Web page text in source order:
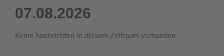
07.08.2026
Keine Nachrichten in diesem Zeitraum vorhanden.
Wir sind auch für Sie auch da,
wenn Sie mit Ihrer Tür,